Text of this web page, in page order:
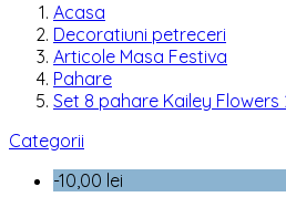
Acasa
Decoratiuni petreceri
Articole Masa Festiva
Pahare
Set 8 pahare Kailey Flowers
Categorii
-10,00 lei